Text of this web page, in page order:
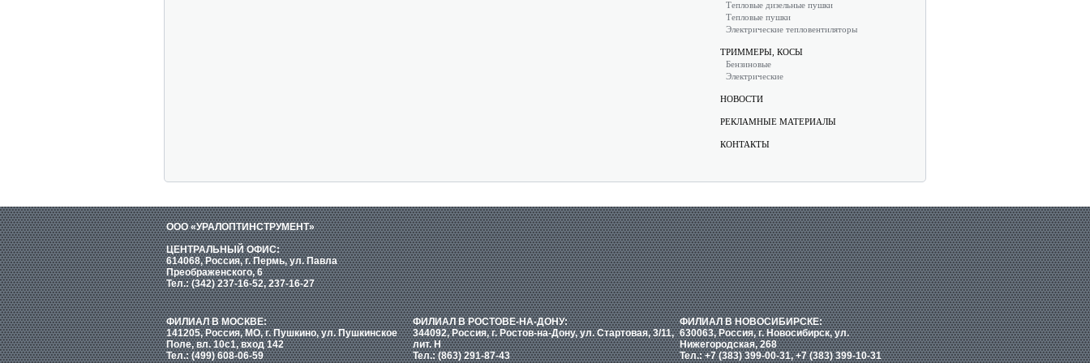
Тепловые дизельные пушки
Тепловые пушки
Электрические тепловентиляторы
ТРИММЕРЫ, КОСЫ
Бензиновые
Электрические
НОВОСТИ
РЕКЛАМНЫЕ МАТЕРИАЛЫ
КОНТАКТЫ
ООО «УРАЛОПТИНСТРУМЕНТ»
ЦЕНТРАЛЬНЫЙ ОФИС:
614068, Россия, г. Пермь, ул. Павла
Преображенского, 6
Тел.: (342) 237-16-52, 237-16-27
ФИЛИАЛ В МОСКВЕ:
141205, Россия, МО, г. Пушкино, ул. Пушкинское
Поле, вл. 10с1, вход 142
Тел.: (499) 608-06-59
ФИЛИАЛ В РОСТОВЕ-НА-ДОНУ:
344092, Россия, г. Ростов-на-Дону, ул. Стартовая, 3/11,
лит. Н
Тел.: (863) 291-87-43
ФИЛИАЛ В НОВОСИБИРСКЕ:
630063, Россия, г. Новосибирск, ул.
Нижегородская, 268
Тел.: +7 (383) 399-00-31, +7 (383) 399-10-31